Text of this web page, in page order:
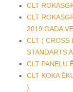
CLT
CLT
2019.GADA
CLT ( CROSS
STANDARTS
CLT PANEĻU
CLT KOKA
)